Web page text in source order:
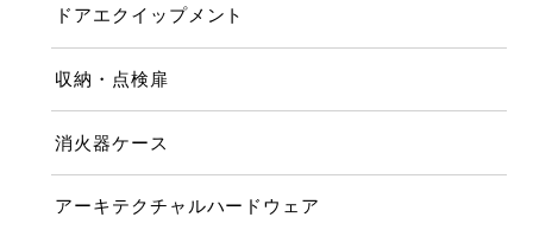
ドアエクイップメント
収納・点検扉
消火器ケース
アーキテクチャルハードウェア